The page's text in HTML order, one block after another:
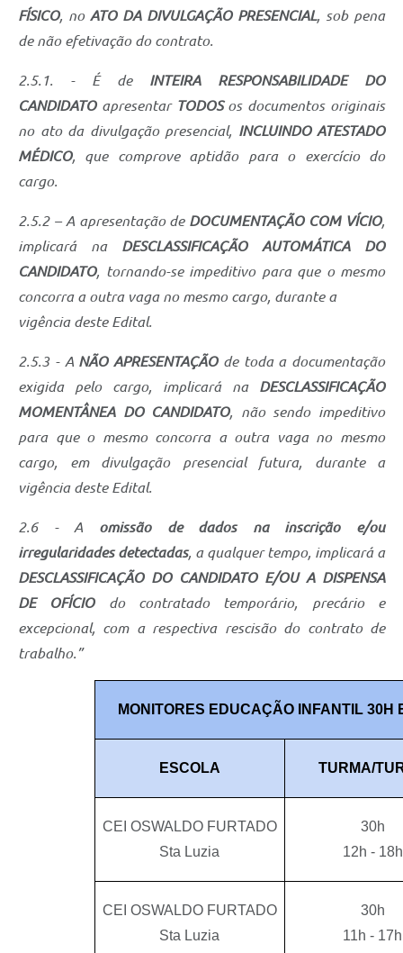
FÍSICO, no ATO DA DIVULGAÇÃO PRESENCIAL, sob pena
de não efetivação do contrato.
2.5.1. - É de INTEIRA RESPONSABILIDADE DO
CANDIDATOapresentar TODOSos documentos originais
no ato da divulgação presencial, INCLUINDO ATESTADO
MÉDICO, que comprove aptidão para o exercício do
cargo.
2.5.2 – A apresentação de DOCUMENTAÇÃO COM VÍCIO,
implicará na DESCLASSIFICAÇÃO AUTOMÁTICA DO
CANDIDATO, tornando-se impeditivo para que o mesmo
concorra a outra vaga no mesmo cargo, durante a
vigência deste Edital.
2.5.3 - A NÃO APRESENTAÇÃOde toda a documentação
exigida pelo cargo, implicará na DESCLASSIFICAÇÃO
MOMENTÂNEA DO CANDIDATO, não sendo impeditivo
para que o mesmo concorra a outra vaga no mesmo
cargo, em divulgação presencial futura, durante a
vigência deste Edital.
2.6 - A omissão de dados na inscrição e/ou
irregularidades detectadas, a qualquer tempo, implicará a
DESCLASSIFICAÇÃO DO CANDIDATO E/OU A DISPENSA
DE OFÍCIOdo contratado temporário, precário e
excepcional, com a respectiva rescisão do contrato de
trabalho.”
MONITORES EDUCAÇÃO INFANTIL 30H
ESCOLA TURMA/
CEI OSWALDO FURTADO
Sta Luzia
30h
12h - 18h
CEI OSWALDO FURTADO
Sta Luzia
30h
11h - 17h